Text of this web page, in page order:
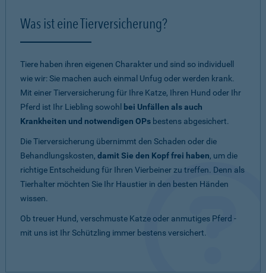
Was ist eine Tierversicherung?
Tiere haben ihren eigenen Charakter und sind so individuell
wie wir: Sie machen auch einmal Unfug oder werden krank.
Mit einer Tierversicherung für Ihre Katze, Ihren Hund oder Ihr
Pferd ist Ihr Liebling sowohl
bei Unfällen als auch
Krankheiten und notwendigen OPs bestens abgesichert.
Die Tierversicherung übernimmt den Schaden oder die
Behandlungskosten, damit Sie den Kopf frei haben, um die
richtige Entscheidung für Ihren Vierbeiner zu treffen. Denn als
Tierhalter möchten Sie Ihr Haustier in den besten Händen
wissen.
Ob treuer Hund, verschmuste Katze oder anmutiges Pferd -
mit uns ist Ihr Schützling immer bestens versichert.